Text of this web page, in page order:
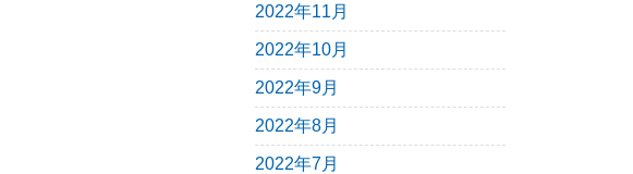
2022年11月
2022年10月
2022年9月
2022年8月
2022年7月